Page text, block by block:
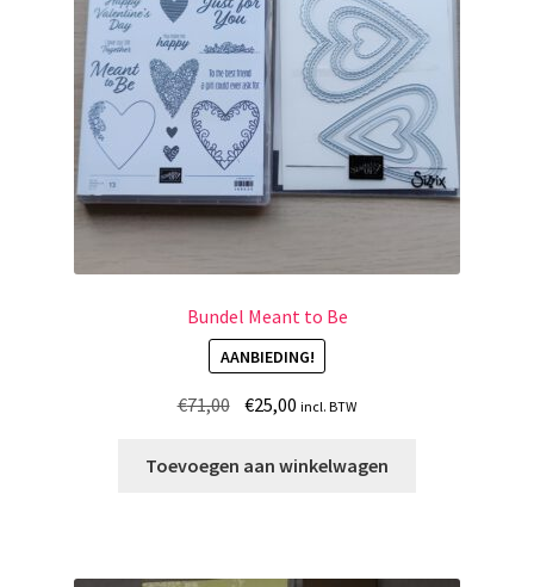
Bundel Meant to Be
AANBIEDING!
€71,00 Oorspronkelijke
was:
€25,00 Huidige
is:
incl. BTW
Toevoegen aan winkelwagen